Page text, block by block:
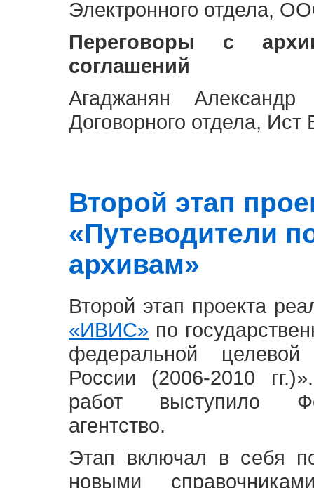
Электронного отдела,
Переговоры с
соглашений
Агаджанян Александр
Договорного отдела,
Второй этап
«Путеводители
архивам»
Второй этап проекта
«ИВИС» по
федеральной
России (2006-2010
работ выступило
агентство.
Этап включал в себя
новыми